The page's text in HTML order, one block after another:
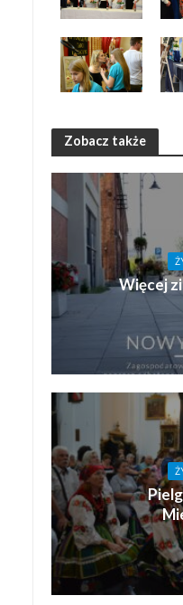
Zobacz także
Więcej